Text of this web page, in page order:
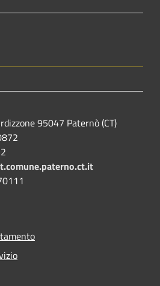
95047 Paternò (CT)